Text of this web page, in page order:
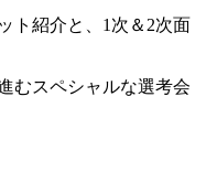
ト紹介と、1次＆2次面
むスペシャルな選考会